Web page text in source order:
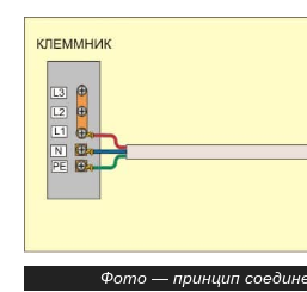
Фото — принцип